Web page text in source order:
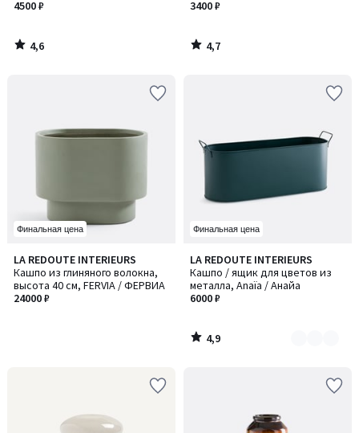
4500 ₽
4,6
/
Afa / Афа
3400 ₽
4,7
/
Финальная цена
LA REDOUTE INTERIEURS
Кашпо из глиняного волокна,
высота 40 см, FERVIA / ФЕРВИА
24000 ₽
Финальная цена
LA REDOUTE INTERIEURS
Кашпо / ящик для цветов из
металла, Anaïa / Анайа
6000 ₽
4,9
/ 5
Количество
цветов:
2
4,9
/